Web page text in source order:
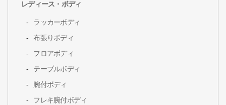
レディース・ボディ
ラッカーボディ
布張りボディ
フロアボディ
テーブルボディ
腕付ボディ
フレキ腕付ボディ